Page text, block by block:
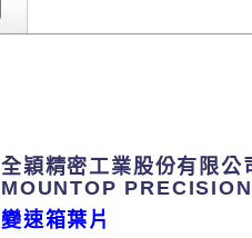
全穎精密工業股份有限公
MOUNTOP
變速箱葉片